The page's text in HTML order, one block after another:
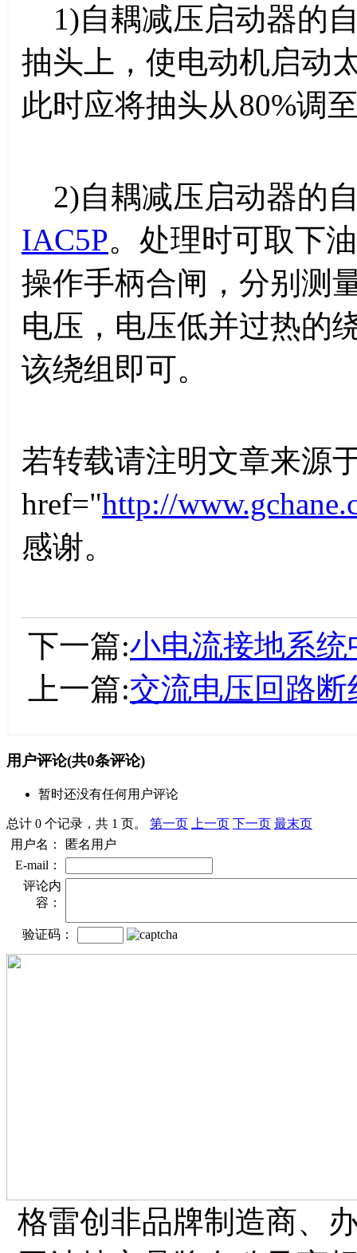
1)自耦减压启动器的
抽头上，使电动机启动
此时应将抽头从80%调
2)自耦减压启动器的
IAC5P。处理时可取下
操作手柄合闸，分别测
电压，电压低并过热的
该绕组即可。
若转载请注明文章来源
href="http://
感谢。
下一篇:小电流接地系
上一篇:交流电压回路
用户评论(共0条评论)
暂时还没有任何用户评论
总计 0 个记录，共 1 页。 第一页 上一页 下一页 最末页
用户名：
匿名用户
E-mail：
评论内
容：
验证码：
格雷创非品牌制造商、